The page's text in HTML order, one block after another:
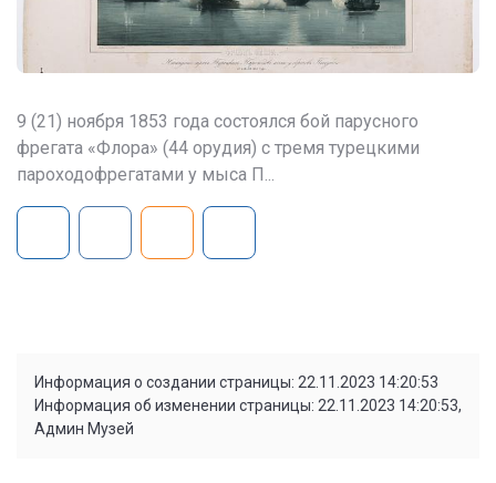
9 (21) ноября 1853 года состоялся бой парусного
фрегата «Флора» (44 орудия) с тремя турецкими
пароходофрегатами у мыса П...
Информация о создании страницы: 22.11.2023 14:20:53
Информация об изменении страницы: 22.11.2023 14:20:53,
Админ Музей